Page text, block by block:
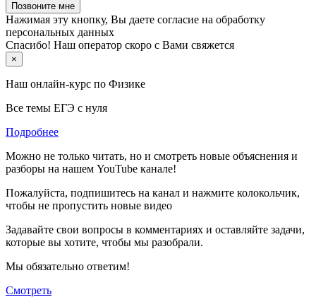
Позвоните мне
Нажимая эту кнопку, Вы даете согласие на обработку
персональных данных
Спасибо! Наш оператор скоро с Вами свяжется
×
Наш онлайн-курс по Физике
Все темы ЕГЭ с нуля
Подробнее
Можно не только читать, но и смотреть новые объяснения и
разборы на нашем YouTube канале!
Пожалуйста, подпишитесь на канал и нажмите колокольчик,
чтобы не пропустить новые видео
Задавайте свои вопросы в комментариях и оставляйте задачи,
которые вы хотите, чтобы мы разобрали.
Мы обязательно ответим!
Смотреть